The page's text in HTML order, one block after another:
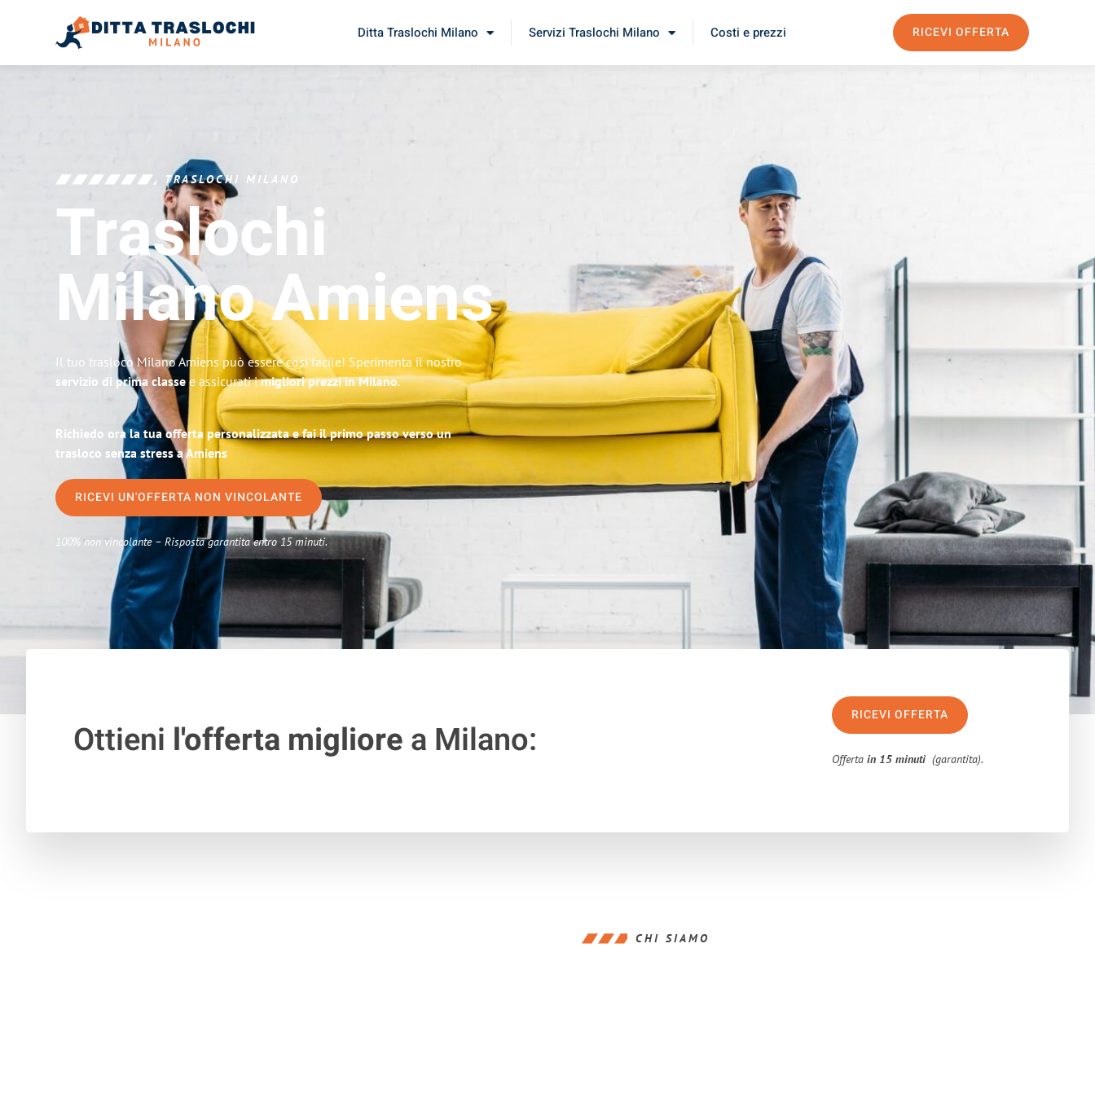
Ditta Traslochi Milano Servizi Traslochi Milano Costi e prezzi RICEVI OFFERTA
TRASLOCHI MILANO
Traslochi
MilanoAmiens
Il tuo trasloco Milano Amiens può essere così facile! Sperimenta il nostro
servizio di prima classee assicurati imigliori prezzi in Milano.
Richiedo ora la tua offerta personalizzata e fai il primo passo verso un
trasloco senza stress a Amiens
RICEVI UN'OFFERTA NON VINCOLANTE
100% non vincolante – Risposta garantita entro 15 minuti.
Ottieni l'offerta migliorea Milano:
RICEVI OFFERTA
Offertain 15 minuti (garantita).
CHI SIAMO